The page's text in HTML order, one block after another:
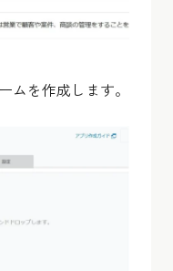
ムを作成します。